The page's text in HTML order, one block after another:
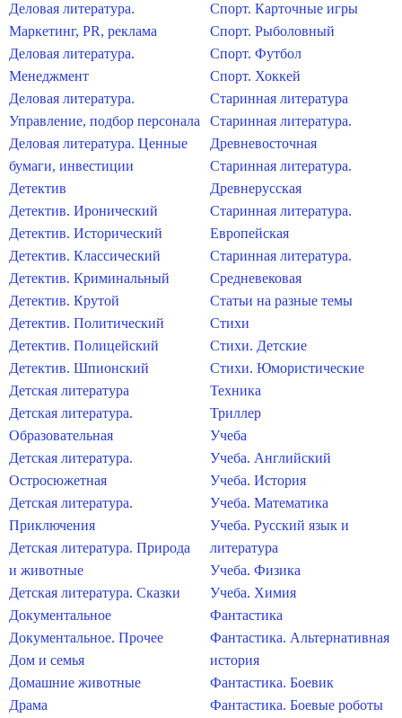
Деловая литература.
Маркетинг, PR, реклама
Деловая литература.
Менеджмент
Деловая литература.
Управление, подбор персонала
Деловая литература. Ценные
бумаги, инвестиции
Детектив
Детектив. Иронический
Детектив. Исторический
Детектив. Классический
Детектив. Криминальный
Детектив. Крутой
Детектив. Политический
Детектив. Полицейский
Детектив. Шпионский
Детская литература
Детская литература.
Образовательная
Детская литература.
Остросюжетная
Детская литература.
Приключения
Детская литература. Природа
и животные
Детская литература. Сказки
Документальное
Документальное. Прочее
Дом и семья
Домашние животные
Драма
Спорт. Карточные игры
Спорт. Рыболовный
Спорт. Футбол
Спорт. Хоккей
Старинная литература
Старинная литература.
Древневосточная
Старинная литература.
Древнерусская
Старинная литература.
Европейская
Старинная литература.
Средневековая
Статьи на разные темы
Стихи
Стихи. Детские
Стихи. Юмористические
Техника
Триллер
Учеба
Учеба. Английский
Учеба. История
Учеба. Математика
Учеба. Русский язык и
литература
Учеба. Физика
Учеба. Химия
Фантастика
Фантастика. Альтернативная
история
Фантастика. Боевик
Фантастика. Боевые роботы